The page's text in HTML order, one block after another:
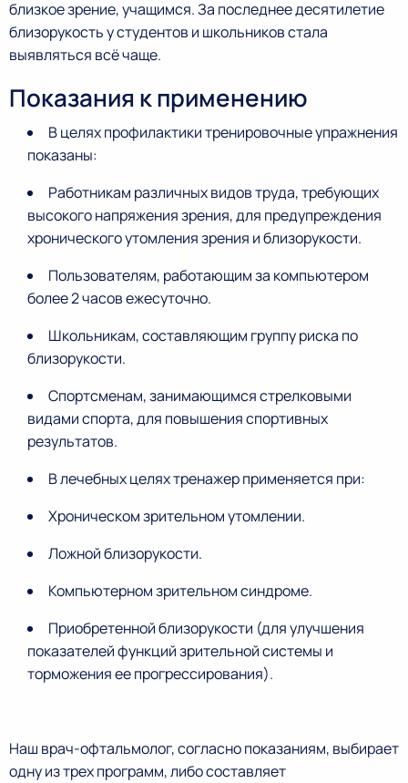
близкое зрение, учащимся. За последнее десятилетие
близорукость у студентов и школьников стала
выявляться всё чаще.
Показания к применению
В целях профилактики тренировочные упражнения
показаны:
Работникам различных видов труда, требующих
высокого напряжения зрения, для предупреждения
хронического утомления зрения и близорукости.
Пользователям, работающим за компьютером
более 2 часов ежесуточно.
Школьникам, составляющим группу риска по
близорукости.
Спортсменам, занимающимся стрелковыми
видами спорта, для повышения спортивных
результатов.
В лечебных целях тренажер применяется при:
Хроническом зрительном утомлении.
Ложной близорукости.
Компьютерном зрительном синдроме.
Приобретенной близорукости (для улучшения
показателей функций зрительной системы и
торможения ее прогрессирования).
Наш врач-офтальмолог, согласно показаниям, выбирает
одну из трех программ, либо составляет